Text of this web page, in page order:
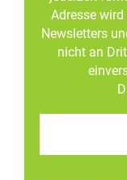
Adresse
Newsletters
nicht an